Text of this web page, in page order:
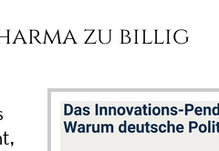
zu billig